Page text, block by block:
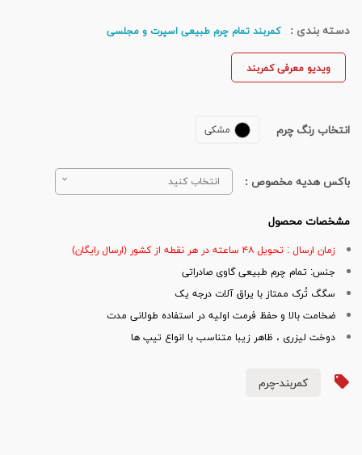
دسته بندی : کمربند تمام چرم طبیعی اسپرت و مجلسی
ویدیو معرفی کمربند
انتخاب رنگ چرم مشکی
باکس هدیه مخصوص : انتخاب کنید
مشخصات محصول
زمان ارسال : تحویل ۴۸ ساعته در هر نقطه از کشور (ارسال رایگان)
جنس: تمام چرم طبیعی گاوی صادراتی
سگگ تُرک ممتاز با یراق آلات درجه یک
ضخامت بالا و حفظ فرمت اولیه در استفاده طولانی مدت
دوخت لیزری ، ظاهر زیبا متناسب با انواع تیپ ها
کمربند-چرم